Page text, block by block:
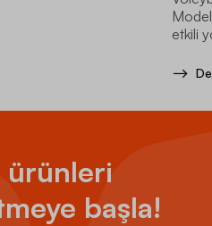
etkili
ürünleri
başla!